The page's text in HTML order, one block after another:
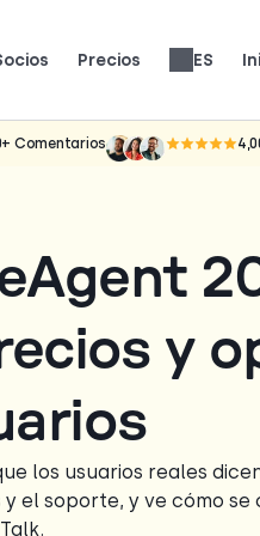
Precios ES
Comentarios
y
los usuarios reales
el soporte, y ve cómo se